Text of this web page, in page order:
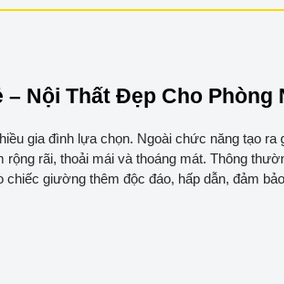
Nội Thất Đẹp Cho Phòng
gia đình lựa chọn. Ngoài chức năng tạo
rãi, thoải mái và thoáng mát. Thông
giường thêm độc đáo, hấp dẫn, đảm